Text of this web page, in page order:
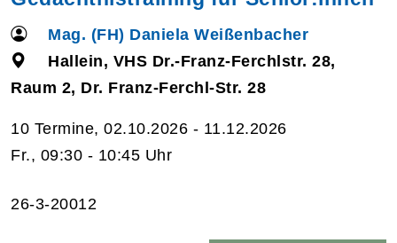
Mag. (FH) Daniela Weißenbacher
Hallein, VHS Dr.-Franz-Ferchlstr. 28,
Raum 2, Dr. Franz-Ferchl-Str. 28
10 Termine, 02.10.2026 - 11.12.2026
Fr., 09:30 - 10:45 Uhr
26-3-20012